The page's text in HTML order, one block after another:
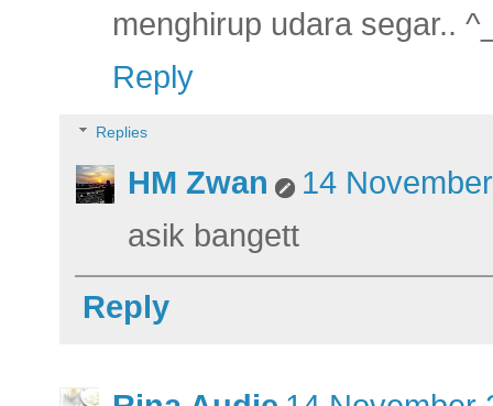
menghirup udara segar..
Reply
Replies
HM Zwan
14
asik bangett
Reply